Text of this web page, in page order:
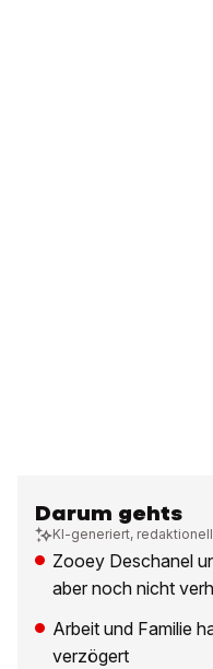
Darum gehts
KI-generiert,
Zooey Deschanel
aber noch nicht
Arbeit und Familie
verzögert